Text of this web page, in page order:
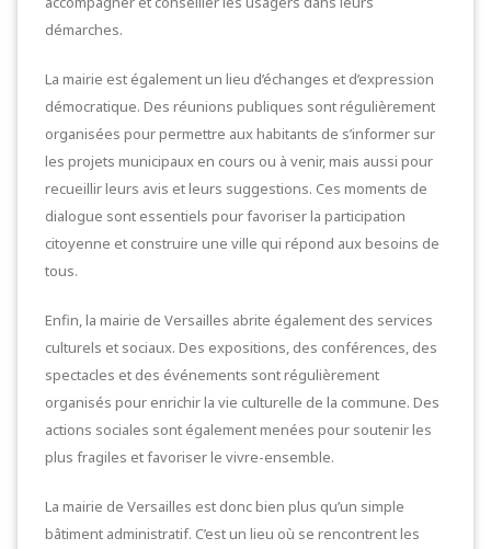
démarches.
La mairie est également un lieu d’échanges et d’expression
démocratique. Des réunions publiques sont régulièrement
organisées pour permettre aux habitants de s’informer sur
les projets municipaux en cours ou à venir, mais aussi pour
recueillir leurs avis et leurs suggestions. Ces moments de
dialogue sont essentiels pour favoriser la participation
citoyenne et construire une ville qui répond aux besoins de
tous.
Enfin, la mairie de Versailles abrite également des services
culturels et sociaux. Des expositions, des conférences, des
spectacles et des événements sont régulièrement
organisés pour enrichir la vie culturelle de la commune. Des
actions sociales sont également menées pour soutenir les
plus fragiles et favoriser le vivre-ensemble.
La mairie de Versailles est donc bien plus qu’un simple
bâtiment administratif. C’est un lieu où se rencontrent les